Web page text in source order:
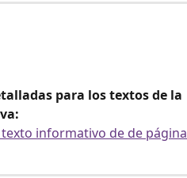
para los textos de la
informativo de de página